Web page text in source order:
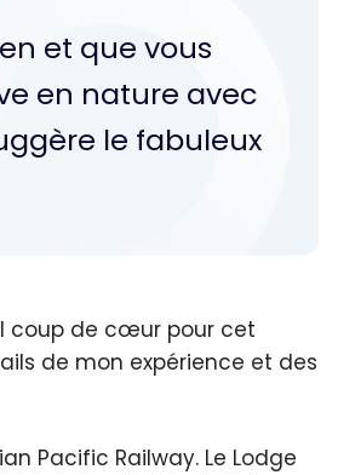
et que vous
en nature avec
le fabuleux
coup de cœur pour cet
de mon expérience et des
Pacific Railway. Le Lodge